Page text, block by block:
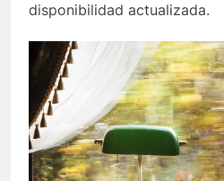
disponibilidad actualizada.